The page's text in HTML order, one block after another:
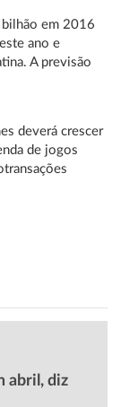
em 2016
ano e
A previsão
deverá crescer
de jogos
abril, diz